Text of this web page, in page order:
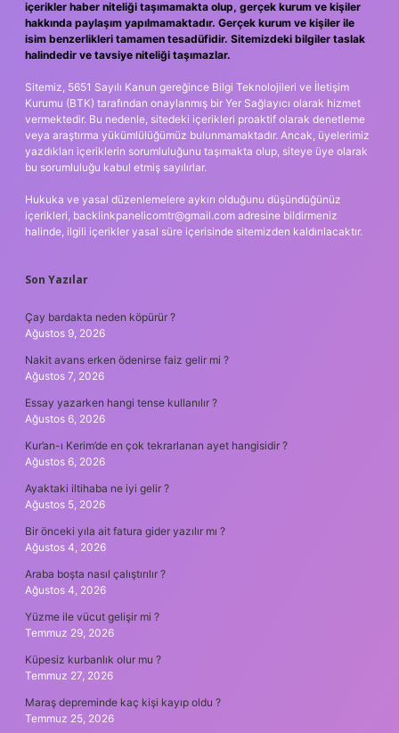
içerikler haber niteliği taşımamakta olup, gerçek kurum ve kişiler
hakkında paylaşım yapılmamaktadır. Gerçek kurum ve kişiler ile
isim benzerlikleri tamamen tesadüfidir. Sitemizdeki bilgiler taslak
halindedir ve tavsiye niteliği taşımazlar.
Sitemiz, 5651 Sayılı Kanun gereğince Bilgi Teknolojileri ve İletişim
Kurumu (BTK) tarafından onaylanmış bir Yer Sağlayıcı olarak hizmet
vermektedir. Bu nedenle, sitedeki içerikleri proaktif olarak denetleme
veya araştırma yükümlülüğümüz bulunmamaktadır. Ancak, üyelerimiz
yazdıkları içeriklerin sorumluluğunu taşımakta olup, siteye üye olarak
bu sorumluluğu kabul etmiş sayılırlar.
Hukuka ve yasal düzenlemelere aykırı olduğunu düşündüğünüz
içerikleri, backlinkpanelicomtr@gmail.com adresine bildirmeniz
halinde, ilgili içerikler yasal süre içerisinde sitemizden kaldırılacaktır.
Son Yazılar
Çay bardakta neden köpürür ?
Ağustos 9, 2026
Nakit avans erken ödenirse faiz gelir mi ?
Ağustos 7, 2026
Essay yazarken hangi tense kullanılır ?
Ağustos 6, 2026
Kur’an-ı Kerim’de en çok tekrarlanan ayet hangisidir ?
Ağustos 6, 2026
Ayaktaki iltihaba ne iyi gelir ?
Ağustos 5, 2026
Bir önceki yıla ait fatura gider yazılır mı ?
Ağustos 4, 2026
Araba boşta nasıl çalıştırılır ?
Ağustos 4, 2026
Yüzme ile vücut gelişir mi ?
Temmuz 29, 2026
Küpesiz kurbanlık olur mu ?
Temmuz 27, 2026
Maraş depreminde kaç kişi kayıp oldu ?
Temmuz 25, 2026